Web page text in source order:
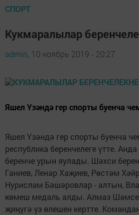
СПОРТ
Кукмаралылар
admin, 10 ноябрь 2019 - 20:27
Яшел Үзәндә гер спорты буенча
Яшел Үзәндә гер спорты буенча
республика беренчелеге үтте.
беренче урын яулады. Шәхси
Ганиев, Ленар Хаҗиев, Рөстәм
Нурислам Бәшәровлар - алтын,
көмеш медаль алды. Алмаз
җиңүгә үз өлешен кертте.